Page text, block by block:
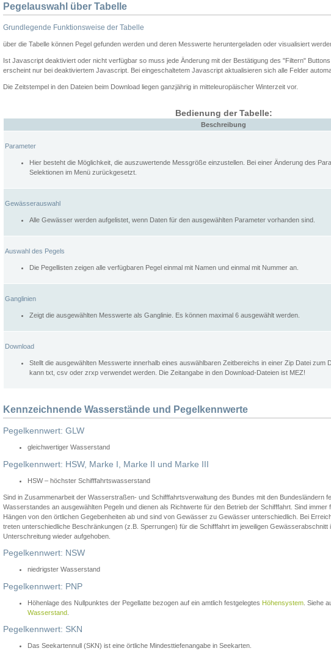
Pegelauswahl über Tabelle
Grundlegende Funktionsweise der Tabelle
über die Tabelle können Pegel gefunden werden und deren Messwerte heruntergeladen oder visualisiert
Ist Javascript deaktiviert oder nicht verfügbar so muss jede Änderung mit der Bestätigung des "Filtern"
erscheint nur bei deaktiviertem Javascript. Bei eingeschaltetem Javascript aktualisieren sich alle Felder
Die Zeitstempel in den Dateien beim Download liegen ganzjährig in mitteleuropäischer Winterzeit vor.
Bedienung der Tabelle:
Beschreibung
Parameter
Hier besteht die Möglichkeit, die auszuwertende Messgröße einzustellen. Bei einer Änderung des
Selektionen im Menü zurückgesetzt.
Gewässerauswahl
Alle Gewässer werden aufgelistet, wenn Daten für den ausgewählten Parameter vorhanden sind.
Auswahl des Pegels
Die Pegellisten zeigen alle verfügbaren Pegel einmal mit Namen und einmal mit Nummer an.
Ganglinien
Zeigt die ausgewählten Messwerte als Ganglinie. Es können maximal 6 ausgewählt werden.
Download
Stellt die ausgewählten Messwerte innerhalb eines auswählbaren Zeitbereichs in einer Zip Datei zum
kann txt, csv oder zrxp verwendet werden. Die Zeitangabe in den Download-Dateien ist MEZ!
Kennzeichnende Wasserstände und Pegelkennwerte
Pegelkennwert: GLW
gleichwertiger Wasserstand
Pegelkennwert: HSW, Marke I, Marke II und Marke III
HSW – höchster Schifffahrtswasserstand
Sind in Zusammenarbeit der Wasserstraßen- und Schifffahrtsverwaltung des Bundes mit den Bundesländern
Wasserstandes an ausgewählten Pegeln und dienen als Richtwerte für den Betrieb der Schifffahrt. Sind immer
Hängen von den örtlichen Gegebenheiten ab und sind von Gewässer zu Gewässer unterschiedlich. Bei
treten unterschiedliche Beschränkungen (z.B. Sperrungen) für die Schifffahrt im jeweiligen Gewässerabschnitt
Unterschreitung wieder aufgehoben.
Pegelkennwert: NSW
niedrigster Wasserstand
Pegelkennwert: PNP
Höhenlage des Nullpunktes der Pegellatte bezogen auf ein amtlich festgelegtes Höhensystem . Siehe
Wasserstand
Pegelkennwert: SKN
Das Seekartennull (SKN) ist eine örtliche Mindesttiefenangabe in Seekarten.